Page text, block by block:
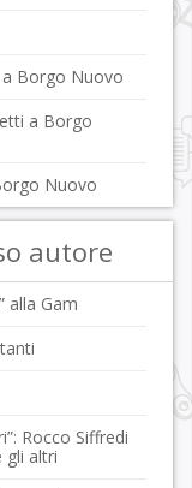
Borgo Nuovo
a Borgo
Nuovo
autore
alla Gam
Rocco Siffredi
gli altri